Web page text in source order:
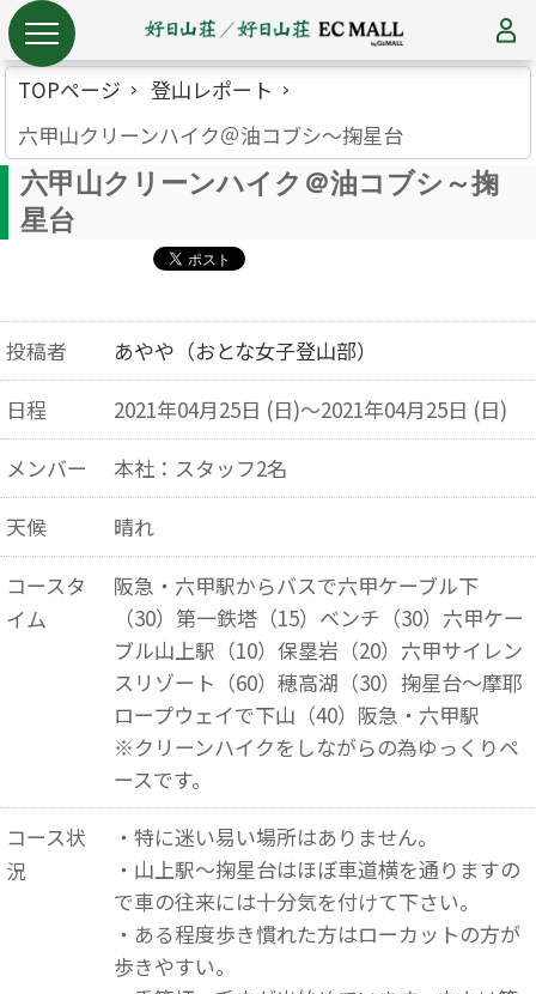
TOPページ
登山レポート
六甲山クリーンハイク＠油コブシ～掬星台
六甲山クリーンハイク＠油コブシ～掬
星台
投稿者
あやや（おとな女子登山部）
日程
2021年04月25日 (日)～2021年04月25日 (日)
メンバー
本社：スタッフ2名
天候
晴れ
コースタ
イム
阪急・六甲駅からバスで六甲ケーブル下
（30）第一鉄塔（15）ベンチ（30）六甲ケー
ブル山上駅（10）保塁岩（20）六甲サイレン
スリゾート（60）穂高湖（30）掬星台～摩耶
ロープウェイで下山（40）阪急・六甲駅
※クリーンハイクをしながらの為ゆっくりペ
ースです。
コース状
況
・特に迷い易い場所はありません。
・山上駅～掬星台はほぼ車道横を通りますの
で車の往来には十分気を付けて下さい。
・ある程度歩き慣れた方はローカットの方が
歩きやすい。